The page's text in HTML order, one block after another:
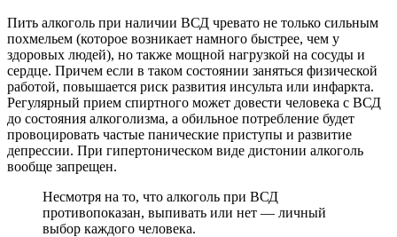
Пить алкоголь при наличии ВСД чревато не только сильным
похмельем (которое возникает намного быстрее, чем у
здоровых людей), но также мощной нагрузкой на сосуды и
сердце. Причем если в таком состоянии заняться физической
работой, повышается риск развития инсульта или инфаркта.
Регулярный прием спиртного может довести человека с ВСД
до состояния алкоголизма, а обильное потребление будет
провоцировать частые панические приступы и развитие
депрессии. При гипертоническом виде дистонии алкоголь
вообще запрещен.
Несмотря на то, что алкоголь при ВСД
противопоказан, выпивать или нет — личный
выбор каждого человека.